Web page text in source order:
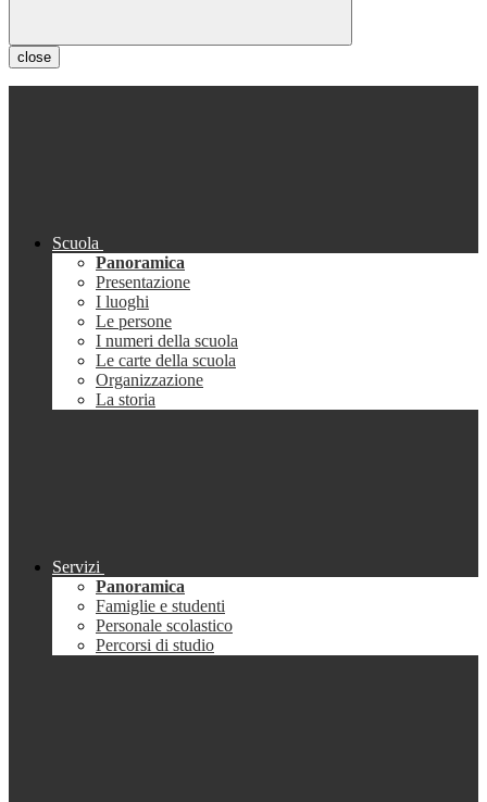
close
Scuola
Panoramica
Presentazione
I luoghi
Le persone
I numeri della scuola
Le carte della scuola
Organizzazione
La storia
Servizi
Panoramica
Famiglie e studenti
Personale scolastico
Percorsi di studio